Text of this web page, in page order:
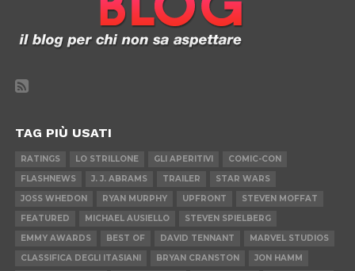
TAG PIÙ USATI
RATINGS LO STRILLONE GLI APERITIVI
COMIC-CON
FLASHNEWS
J. J. ABRAMS TRAILER
STAR WARS
JOSS WHEDON
RYAN MURPHY UPFRONT
STEVEN MOFFAT
FEATURED
MICHAEL AUSIELLO
STEVEN SPIELBERG
EMMY AWARDS
BEST OF DAVID TENNANT
MARVEL STUDIOS
CLASSIFICA DEGLI ITASIANI
BRYAN CRANSTON
JON HAMM